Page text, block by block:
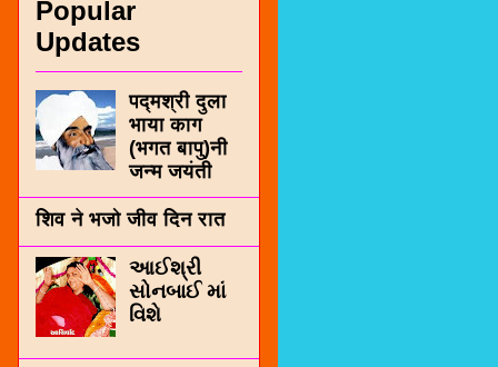
Popular
Updates
पद्मश्री दुला
भाया काग
(भगत बापु)नी
जन्म जयंती
शिव ने भजो जीव दिन रात
આઈશ્રી
સોનબાઈ માં
વિશે